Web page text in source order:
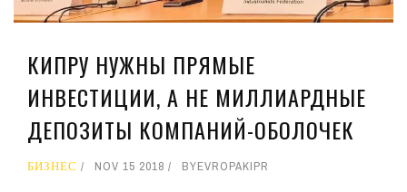
КИПРУ НУЖНЫ ПРЯМЫЕ
ИНВЕСТИЦИИ, А НЕ МИЛЛИАРДНЫЕ
ДЕПОЗИТЫ КОМПАНИЙ-ОБОЛОЧЕК
БИЗНЕС NOV 15 2018 BYEVROPAKIPR